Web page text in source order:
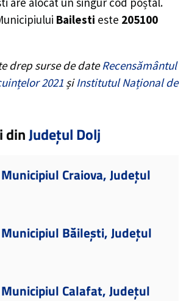
Bailesti este 205100
drep surse de dateRecensământul
2021 șiInstitutul Național de
dinJudețul Dolj
Craiova, Județul
Băilești, Județul
Calafat, Județul